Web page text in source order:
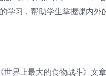
学习，帮助学生掌握课内外
界上最大的食物战斗》文